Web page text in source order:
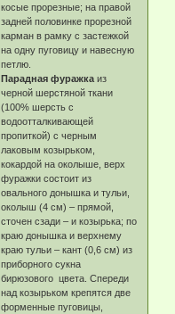
косые прорезные; на правой
задней половинке прорезной
карман в рамку с застежкой
на одну пуговицу и навесную
петлю.
Парадная фуражка из
черной шерстяной ткани
(100% шерсть с
водоотталкивающей
пропиткой) с черным
лаковым козырьком,
кокардой на околыше, верх
фуражки состоит из
овального донышка и тульи,
околыш (4 см) – прямой,
сточен сзади – и козырька; по
краю донышка и верхнему
краю тульи – кант (0,6 см) из
приборного сукна
бирюзового цвета. Спереди
над козырьком крепятся две
форменные пуговицы,